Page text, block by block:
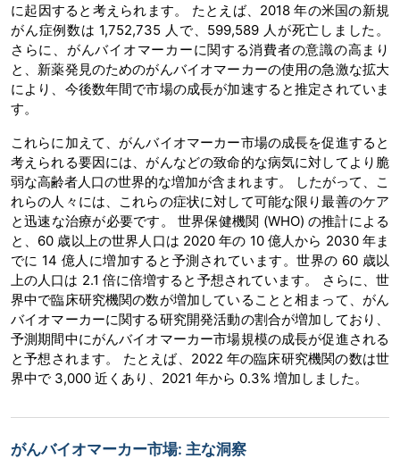
に起因すると考えられます。 たとえば、2018 年の米国の新規
がん症例数は 1,752,735 人で、599,589 人が死亡しました。
さらに、がんバイオマーカーに関する消費者の意識の高まり
と、新薬発見のためのがんバイオマーカーの使用の急激な拡大
により、今後数年間で市場の成長が加速すると推定されていま
す。
これらに加えて、がんバイオマーカー市場の成長を促進すると
考えられる要因には、がんなどの致命的な病気に対してより脆
弱な高齢者人口の世界的な増加が含まれます。 したがって、こ
れらの人々には、これらの症状に対して可能な限り最善のケア
と迅速な治療が必要です。 世界保健機関 (WHO) の推計による
と、60 歳以上の世界人口は 2020 年の 10 億人から 2030 年ま
でに 14 億人に増加すると予測されています。世界の 60 歳以
上の人口は 2.1 倍に倍増すると予想されています。 さらに、世
界中で臨床研究機関の数が増加していることと相まって、がん
バイオマーカーに関する研究開発活動の割合が増加しており、
予測期間中にがんバイオマーカー市場規模の成長が促進される
と予想されます。 たとえば、2022 年の臨床研究機関の数は世
界中で 3,000 近くあり、2021 年から 0.3% 増加しました。
がんバイオマーカー市場: 主な洞察